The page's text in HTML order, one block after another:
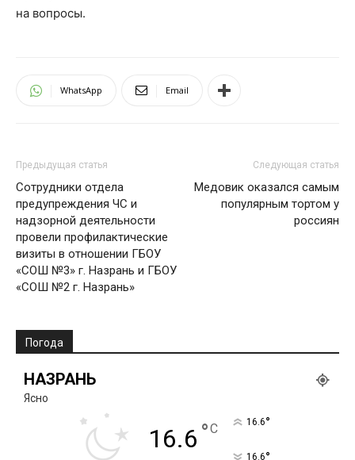
на вопросы.
WhatsApp Email
Предыдущая статья
Сотрудники отдела
предупреждения ЧС и
надзорной деятельности
провели профилактические
визиты в отношении ГБОУ
«СОШ №3» г. Назрань и ГБОУ
«СОШ №2 г. Назрань»
Следующая статья
Медовик оказался самым
популярным тортом у
россиян
Погода
НАЗРАНЬ
Ясно
16.6 °C 16.6°
16.6